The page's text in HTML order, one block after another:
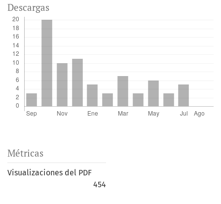
Descargas
Métricas
Visualizaciones del PDF
454